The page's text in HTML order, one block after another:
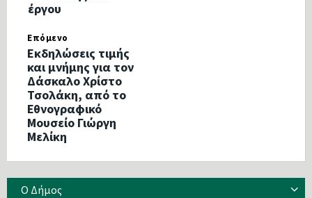
έργου
Επόμενο
Εκδηλώσεις τιμής
και μνήμης για τον
Δάσκαλο Χρίστο
Τσολάκη, από το
Εθνογραφικό
Μουσείο Γιώργη
Μελίκη
Ο Δήμος